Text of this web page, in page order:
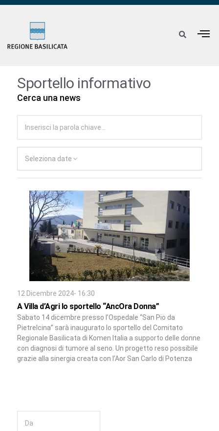
Sportello informativo
Cerca una news
Seleziona date
12 Dicembre 2024- 16:30
A Villa d’Agri lo sportello “AncOra Donna”
Sabato 14 dicembre presso l’Ospedale “San Pio da
Pietrelcina” sarà inaugurato lo sportello del Comitato
Regionale Basilicata di Komen Italia a supporto delle donne
con diagnosi di tumore al seno. Un progetto reso possibile
grazie alla sinergia creata con l’Aor San Carlo di Potenza